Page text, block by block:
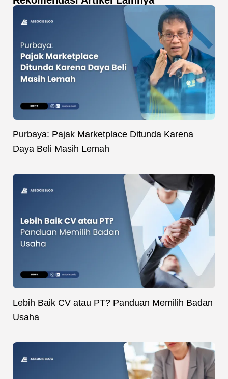
Purbaya: Pajak Marketplace Ditunda Karena
Daya Beli Masih Lemah
Lebih Baik CV atau PT? Panduan Memilih Badan
Usaha